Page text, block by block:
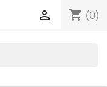
shopping_cart (0)
